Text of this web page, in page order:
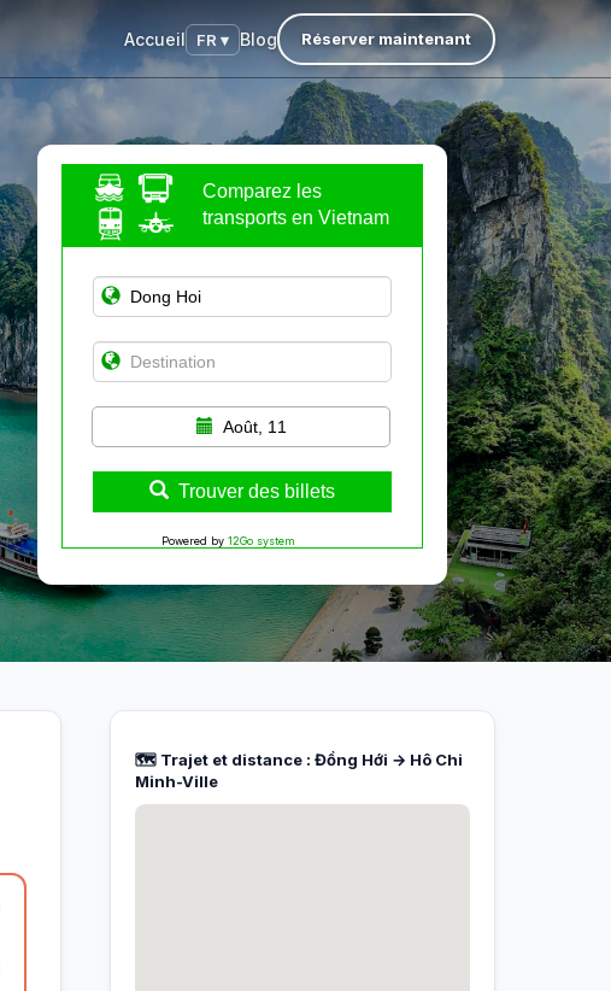
Accueil FR ▾ Blog Réserver maintenant
Comparez les
transports en Vietnam
Août, 11
Trouver des billets
Powered by 12Go system
🗺️ Trajet et distance : Đồng Hới → Hô Chi
Minh-Ville